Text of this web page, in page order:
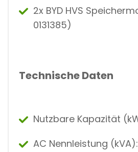
2x BYD HVS
0131385)
Technische Daten
Nutzbare Kapazität
AC Nennleistung